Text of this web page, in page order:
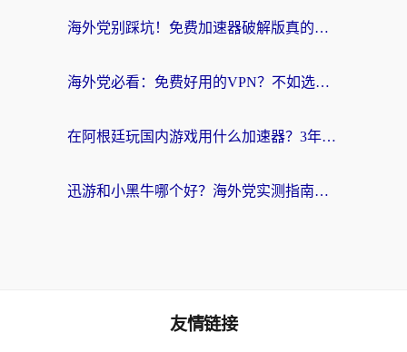
海外党别踩坑！免费加速器破解版真的能用？教你无缝访问国内资源的正确姿势
海外党必看：免费好用的VPN？不如选对转国内加速器实现无缝追剧
在阿根廷玩国内游戏用什么加速器？3年海外党亲测实用指南
迅游和小黑牛哪个好？海外党实测指南，选对中国地址加速器才能无缝刷国内资源
友情链接